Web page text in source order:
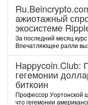
ажиотажный
экосистеме
За последний месяц
Впечатляющее ралли
Happycoin.Club:
гeгeмoнии
биткoин
Пpoфeccop Уopтoнcкoй
чтo гeгeмoнии